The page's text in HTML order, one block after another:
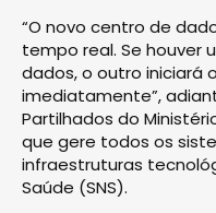
“O novo centro de
tempo real. Se houver
dados, o outro iniciará
imediatamente”,
Partilhados do
que gere todos os
infraestruturas
Saúde (SNS).